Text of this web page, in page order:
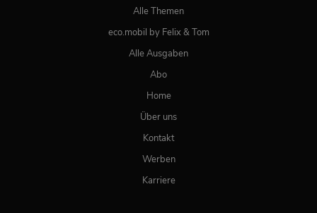
Alle Themen
eco.mobil by Felix & Tom
Alle Ausgaben
Abo
Home
Über uns
Kontakt
Werben
Karriere